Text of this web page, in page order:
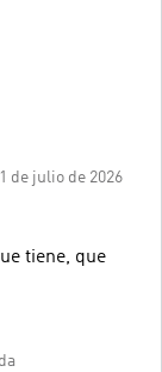
1 de julio de 2026
tiene, que